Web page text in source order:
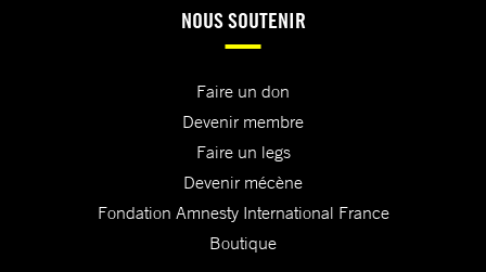
NOUS SOUTENIR
Faire un don
Devenir membre
Faire un legs
Devenir mécène
Fondation Amnesty International France
Boutique